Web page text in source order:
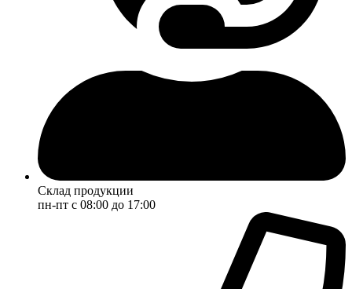
Склад продукции
пн-пт с 08:00 до 17:00